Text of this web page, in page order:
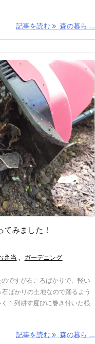
記事を読む 森の暮ら ...
みました！
弁当 , ガーデニング
ですが石ころばかりで、軽い
ばかりの土地なので踊るよう
１列耕す度びに巻き付いた根
記事を読む 森の暮ら ...